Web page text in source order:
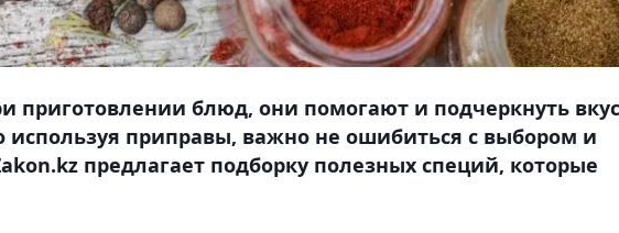
приготовлении блюд, они помогают и подчеркнуть
используя приправы, важно не ошибиться с выбором и
предлагает подборку полезных специй, которые